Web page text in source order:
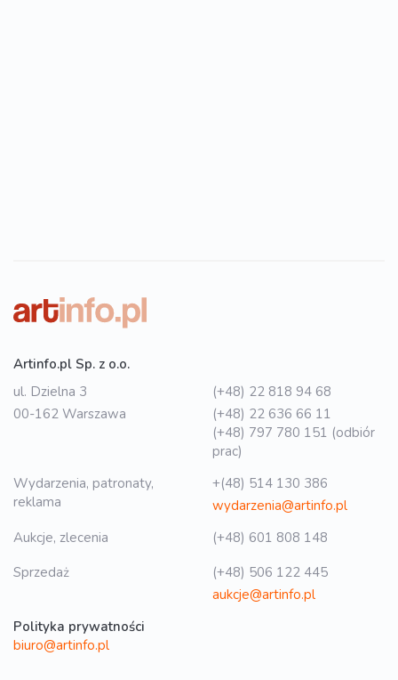
Artinfo.pl Sp. z o.o.
ul. Dzielna 3
00-162 Warszawa
(+48) 22 818 94 68
(+48) 22 636 66 11
(+48) 797 780 151 (odbiór
prac)
Wydarzenia, patronaty,
reklama
+(48) 514 130 386
wydarzenia@artinfo.pl
Aukcje, zlecenia
(+48) 601 808 148
Sprzedaż
(+48) 506 122 445
aukcje@artinfo.pl
Polityka prywatności
biuro@artinfo.pl